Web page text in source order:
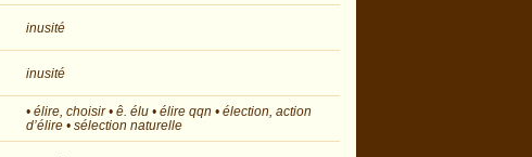
inusité
inusité
• élire, choisir • ê. élu • élire qqn • élection, action
d’élire • sélection naturelle